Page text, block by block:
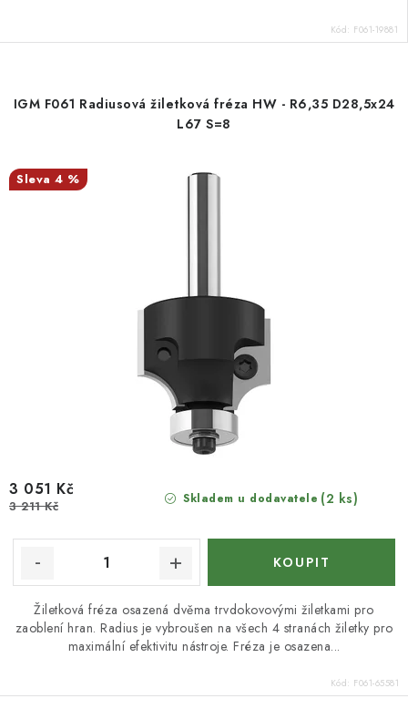
Kód: F061-19881
IGM F061 Radiusová žiletková fréza HW - R6,35 D28,5x24
L67 S=8
4 %
Skladem u dodavatele (2 ks)
3 051 Kč
3 211 Kč
Žiletková fréza osazená dvěma trvdokovovými žiletkami pro
zaoblení hran. Radius je vybroušen na všech 4 stranách žiletky pro
maximální efektivitu nástroje. Fréza je osazena...
Kód: F061-65581